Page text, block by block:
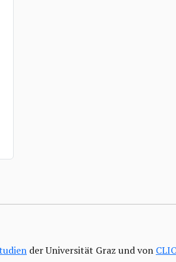
der Universität Graz und von